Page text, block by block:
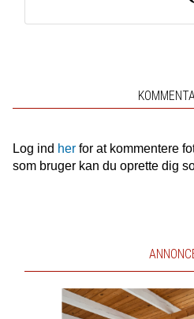
Log ind herfor at kommentere
som bruger kan du oprette dig